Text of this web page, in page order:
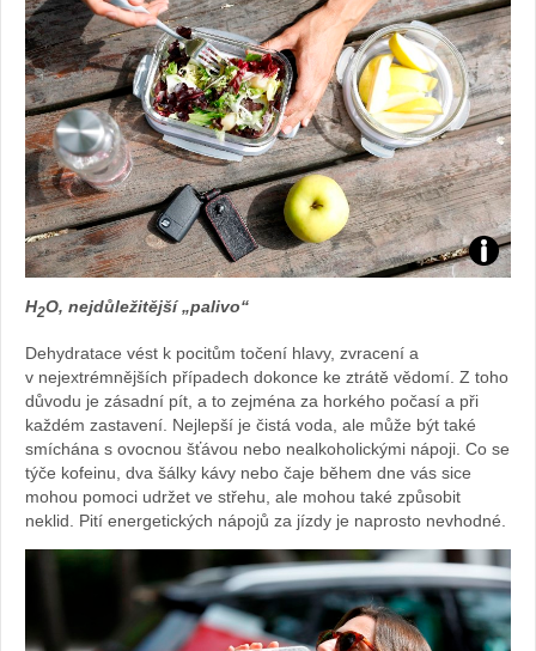
Foto:
webu
H2O, nejdůležitější „palivo“
Dehydratace vést k pocitům točení hlavy, zvracení a
v nejextrémnějších případech dokonce ke ztrátě vědomí. Z toho
důvodu je zásadní pít, a to zejména za horkého počasí a při
každém zastavení. Nejlepší je čistá voda, ale může být také
smíchána s ovocnou šťávou nebo nealkoholickými nápoji. Co se
týče kofeinu, dva šálky kávy nebo čaje během dne vás sice
mohou pomoci udržet ve střehu, ale mohou také způsobit
neklid. Pití energetických nápojů za jízdy je naprosto nevhodné.